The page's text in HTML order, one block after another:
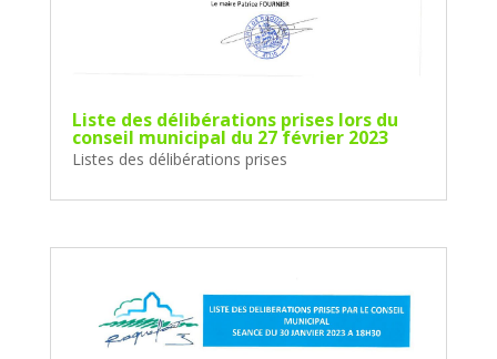
Liste des délibérations prises lors du
conseil municipal du 27 février 2023
Listes des délibérations prises